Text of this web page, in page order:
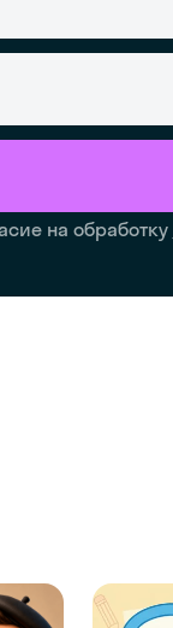
на обработку